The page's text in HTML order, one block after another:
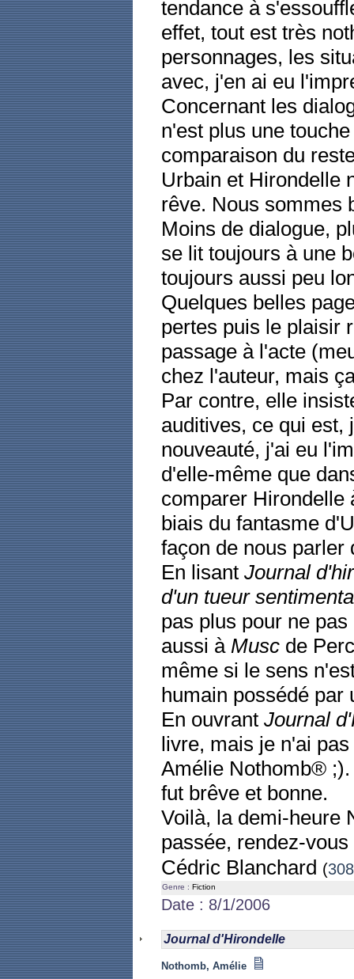
tendance à
effet, tout est très
personnages, les
avec, j'en ai eu
Concernant les
n'est plus une
comparaison du
Urbain et Hirondelle
rêve. Nous sommes
Moins de dialogue,
se lit toujours à une
toujours aussi peu
Quelques belles
pertes puis le plaisir
passage à l'acte
chez l'auteur, mais
Par contre, elle
auditives, ce qui est,
nouveauté, j'ai eu
d'elle-même que
comparer Hirondelle
biais du fantasme
façon de nous parler
En lisant Journal
d'un tueur
pas plus pour ne
aussi à Musc de
même si le sens
humain possédé par
En ouvrant Journal
livre, mais je n'ai
Amélie Nothomb®
fut brêve et bonne.
Voilà, la demi-heure
passée, rendez-
Cédric Blanchard (
Genre : Fiction
Date : 8/1/2006
Journal d'Hirondelle
Nothomb, Amélie